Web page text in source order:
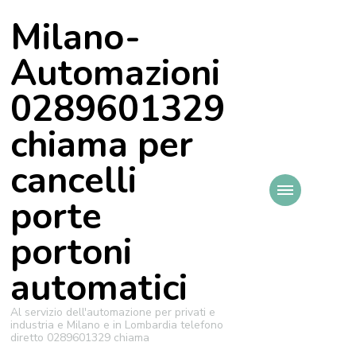
Milano-
Automazioni
0289601329
chiama per
cancelli
porte
portoni
automatici
Al servizio dell'automazione per privati e
industria e Milano e in Lombardia telefono
diretto 0289601329 chiama